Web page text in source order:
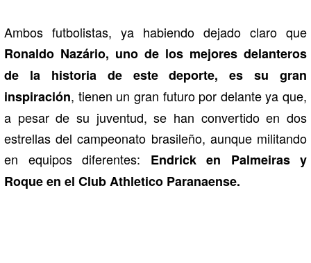
Ambos futbolistas, ya habiendo dejado claro que
Ronaldo Nazário, uno de los mejores delanteros
de la historia de este deporte, es su gran
inspiración, tienen un gran futuro por delante ya que,
a pesar de su juventud, se han convertido en dos
estrellas del campeonato brasileño, aunque militando
en equipos diferentes: Endrick en Palmeiras y
Roque en el Club Athletico Paranaense.